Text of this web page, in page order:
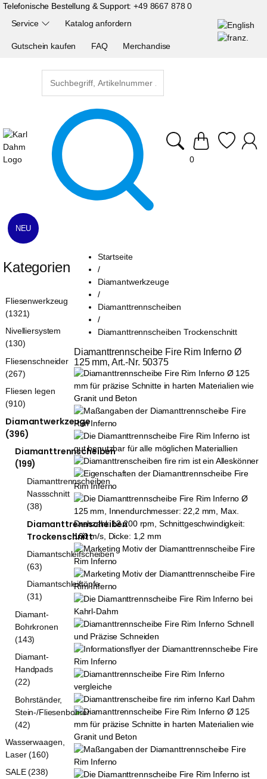
Telefonische Bestellung & Support:+49 8667 878 0
Service Katalog anfordern
Gutschein kaufen FAQ Merchandise
0
Startseite
/
Diamantwerkzeuge
/
Diamanttrennscheiben
/
Diamanttrennscheiben Trockenschnitt
Diamanttrennscheibe Fire Rim Inferno Ø
125 mm, Art.-Nr. 50375
NEU
Kategorien
Fliesenwerkzeug
(1321)
Nivelliersystem
(130)
Fliesenschneider
(267)
Fliesen legen
(910)
Diamantwerkzeuge
(396)
Diamanttrennscheiben
(199)
Diamanttrennscheiben
Nassschnitt
(38)
Diamanttrennscheiben
Trockenschnitt
Diamantschleifscheiben
(63)
Diamantschleiftöpfe
(31)
Diamant-
Bohrkronen
(143)
Diamant-
Handpads
(22)
Bohrständer,
Stein-/Fliesenbohrer
(42)
Wasserwaagen,
Laser (160)
SALE (238)